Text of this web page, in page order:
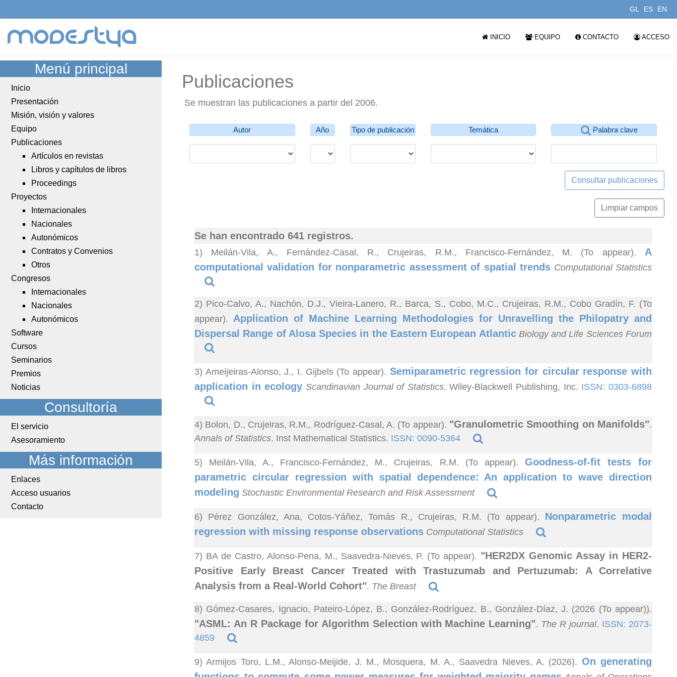
GL ES EN
modestya INICIO EQUIPO CONTACTO ACCESO
Menú principal
Inicio
Presentación
Misión, visión y valores
Equipo
Publicaciones
Artículos en revistas
Libros y capítulos de libros
Proceedings
Proyectos
Internacionales
Nacionales
Autonómicos
Contratos y Convenios
Otros
Congresos
Internacionales
Nacionales
Autonómicos
Software
Cursos
Seminarios
Premios
Noticias
Consultoría
El servicio
Asesoramiento
Más información
Enlaces
Acceso usuarios
Contacto
Publicaciones
Se muestran las publicaciones a partir del 2006.
Autor Año Tipo de publicación Temática Palabra clave
Se han encontrado 641 registros.
1) Meilán-Vila, A., Fernández-Casal, R., Crujeiras, R.M., Francisco-Fernández, M. (To appear). A
computational validation for nonparametric assessment of spatial trends Computational Statistics
2) Pico-Calvo, A., Nachón, D.J., Vieira-Lanero, R., Barca, S., Cobo, M.C., Crujeiras, R.M., Cobo Gradín, F. (To
appear). Application of Machine Learning Methodologies for Unravelling the Philopatry and
Dispersal Range of Alosa Species in the Eastern European AtlanticBiology and Life Sciences Forum
3) Ameijeiras-Alonso, J., I. Gijbels (To appear). Semiparametric regression for circular response with
application in ecology Scandinavian Journal of Statistics. Wiley-Blackwell Publishing, Inc. ISSN: 0303-6898
4) Bolon, D., Crujeiras, R.M., Rodríguez-Casal, A. (To appear). "Granulometric Smoothing on Manifolds".
Annals of Statistics. Inst Mathematical Statistics. ISSN: 0090-5364
5) Meilán-Vila, A., Francisco-Fernández, M., Crujeiras, R.M. (To appear). Goodness-of-fit tests for
parametric circular regression with spatial dependence: An application to wave direction
modeling Stochastic Environmental Research and Risk Assessment
6) Pérez González, Ana, Cotos-Yáñez, Tomás R., Crujeiras, R.M. (To appear). Nonparametric modal
regression with missing response observations Computational Statistics
7) BA de Castro, Alonso-Pena, M., Saavedra-Nieves, P. (To appear). "HER2DX Genomic Assay in HER2-
Positive Early Breast Cancer Treated with Trastuzumab and Pertuzumab: A Correlative
Analysis from a Real-World Cohort". The Breast
8) Gómez-Casares, Ignacio, Pateiro-López, B., González-Rodríguez, B., González-Díaz, J. (2026 (To appear)).
"ASML: An R Package for Algorithm Selection with Machine Learning". The R journal. ISSN: 2073-
4859
9) Armijos Toro, L.M., Alonso-Meijide, J. M., Mosquera, M. A., Saavedra Nieves, A. (2026). On generating